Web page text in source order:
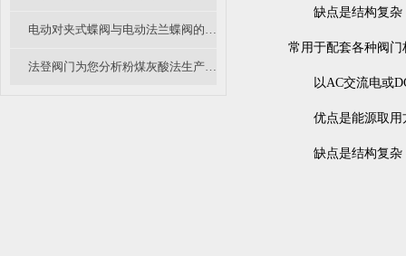
电动对夹式蝶阀与电动法兰蝶阀的区别及选用
法登阀门为您分析粉煤灰酸法生产氧化铝中衬氟阀门和陶瓷阀的应用探讨
缺点是结构复杂
常用于配套各种阀门
以AC交流电或
优点是能源取用方
缺点是结构复杂